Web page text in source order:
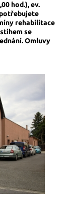
hod.), ev.
rehabilitace
se
Omluvy